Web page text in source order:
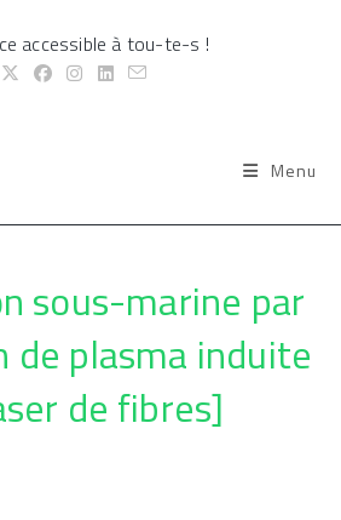
accessible à tou-te-s !
Menu
sous-marine par
de plasma induite
de fibres]